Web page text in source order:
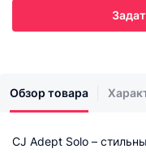
Обзор товара
CJ Adept Solo –